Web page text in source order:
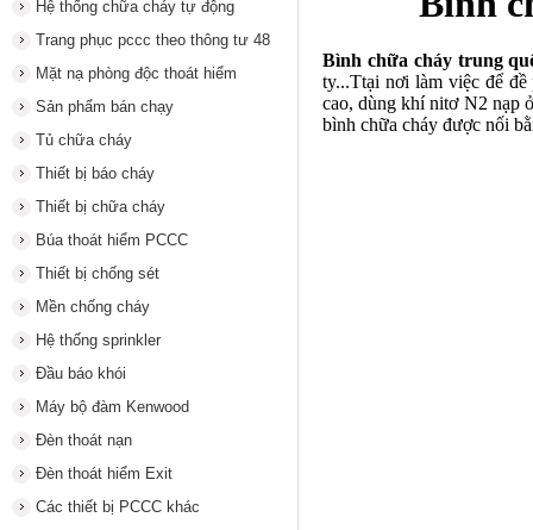
Hệ thống chữa cháy tự động
Trang phục pccc theo thông tư 48
Mặt nạ phòng độc thoát hiểm
Sản phẩm bán chạy
Tủ chữa cháy
Thiết bị báo cháy
Thiết bị chữa cháy
Búa thoát hiểm PCCC
Thiết bị chống sét
Mền chống cháy
Hệ thống sprinkler
Đầu báo khói
Máy bộ đàm Kenwood
Đèn thoát nạn
Đèn thoát hiểm Exit
Các thiết bị PCCC khác
Bình chữa cháy trung
ty...Ttại nơi làm việc để
cao, dùng khí nitơ N2 nạp
bình chữa cháy được nối